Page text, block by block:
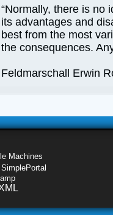
“Normally, there is no
its advantages and
best from the most
the consequences.
Feldmarschall Erwin
Machines